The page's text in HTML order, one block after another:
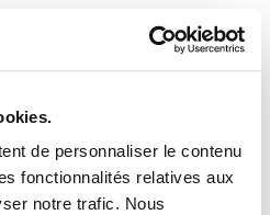
de personnaliser le contenu
fonctionnalités relatives aux
notre trafic. Nous
132